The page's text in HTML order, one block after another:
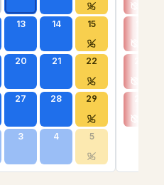
13 14 15
20 21 22
27 28 29
3 4 5